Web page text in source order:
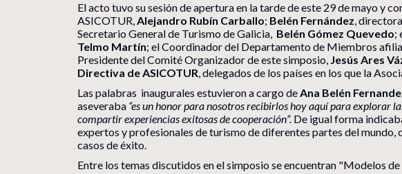
El acto tuvo su sesión de apertura en la tarde de este 29 de mayo y
ASICOTUR,Alejandro Rubín Carballo; Belén Fernández,
Secretario General de Turismo de Galicia, Belén Gómez Quevedo;
Telmo Martín; el Coordinador del Departamento de Miembros
Presidente del Comité Organizador de este simposio, Jesús Ares
Directiva de ASICOTUR, delegados de los países en los que la
Las palabras inaugurales estuvieron a cargo deAna Belén
aseveraba “es un honor para nosotros recibirlos hoy aquí para explorar
compartir experiencias exitosas de cooperación”. De igual forma
expertos y profesionales de turismo de diferentes partes del
casos de éxito.
Entre los temas discutidos en el simposio se encuentran "Modelos